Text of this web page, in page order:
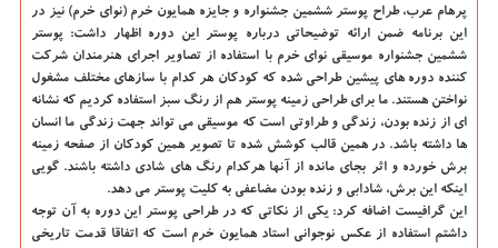
پرهام عرب، طراح پوستر ششمین جشنواره و جایزه همایون خرم (نوای خرم) نیز در
این برنامه ضمن ارائه توضیحاتی درباره پوستر این دوره اظهار داشت: پوستر
ششمین جشنواره موسیقی نوای خرم با استفاده از تصاویر اجرای هنرمندان شركت
كننده دوره های پیشین طراحی شده كه كودكان هر كدام با سازهای مختلف مشغول
نواختن هستند. ما برای طراحی زمینه پوستر هم از رنگ سبز استفاده كردیم كه نشانه
ای از زنده بودن، زندگی و طراوتی است كه موسیقی می تواند جهت زندگی ما انسان
ها داشته باشد. در همین قالب كوشش شده تا تصویر همین كودكان از صفحه زمینه
برش خورده و اثر بجای مانده از آنها هركدام رنگ های شادی داشته باشند. گویی
اینكه این برش، شادابی و زنده بودن مضاعفی به كلیت پوستر می دهد.
این گرافیست اضافه كرد: یكی از نكاتی كه در طراحی پوستر این دوره به آن توجه
داشتم استفاده از عكس نوجوانی استاد همایون خرم است كه اتفاقا قدمت تاریخی